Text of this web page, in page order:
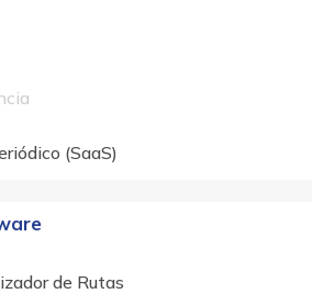
(SaaS)
de Rutas